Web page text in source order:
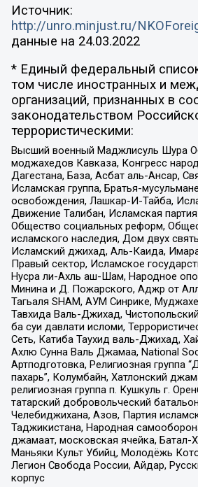
Источник:
http://unro.minjust.ru/
данные на 24.03.2022
* Единый федеральный
том числе иностранных и
организаций, признанных в
законодательством
террористическими:
Высший военный Маджлисуль Шура
моджахедов Кавказа, Конгресс
Дагестана, База, Асбат аль-Ансар,
Исламская группа, Братья-
освобождения, Лашкар-И-Тайба,
Движение Талибан, Исламская партия
Общество социальных реформ,
исламского наследия, Дом двух
Исламский джихад, Аль-Каида,
Правый сектор, Исламское
Нусра ли-Ахль аш-Шам, Народное
Минина и Д. Пожарского, Аджр от
Тагьаля SHAM, АУМ Синрике,
Тавхида Валь-Джихад,
ба суи давлати исломи,
Сеть, Катиба Таухид валь-Джихад,
Ахлю Сунна Валь Джамаа, National
Артподготовка, Религиозная группа
пахарь”, Колумбайн, Хатлонский
религиозная группа п. Кушкуль г.
татарский добровольческий
Челебиджихана, Азов, Партия
Таджикистана, Народная
джамаат, московская ячейка, Батал-
Маньяки Культ Убийц, Молодёжь
Легион Свобода России, Айдар,
корпус